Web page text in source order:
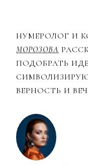
НУМЕРОЛОГ И
МОРОЗОВА
ПОДОБРАТЬ
ВЕРНОСТЬ И